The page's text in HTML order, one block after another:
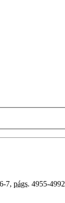
7, págs. 4955-4992